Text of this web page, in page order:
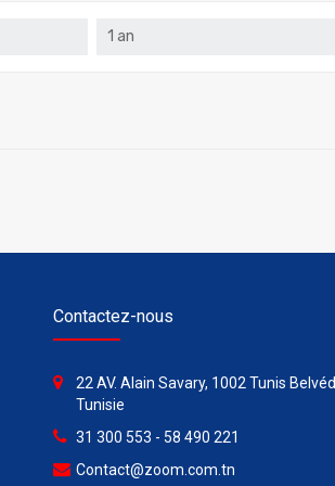
1 an
Contactez-nous
22 AV. Alain Savary, 1002 Tunis
Tunisie
31 300 553 - 58 490 221
Contact@zoom.com.tn